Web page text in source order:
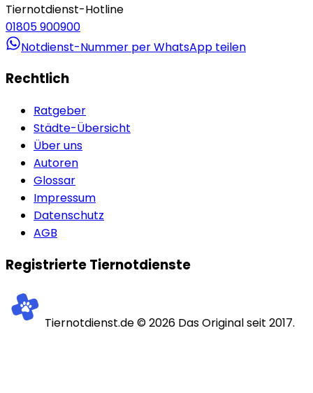
Tiernotdienst-Hotline
01805 900900
Notdienst-Nummer per WhatsApp teilen
Rechtlich
Ratgeber
Städte-Übersicht
Über uns
Autoren
Glossar
Impressum
Datenschutz
AGB
Registrierte Tiernotdienste
Tiernotdienst.de ©2026 Das Original seit 2017.